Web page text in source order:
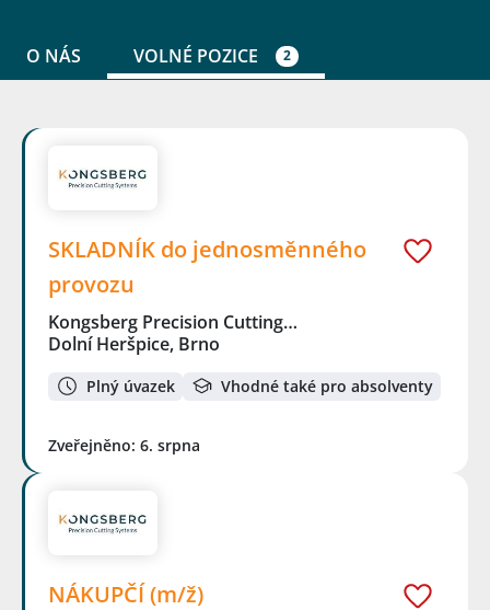
O NÁS VOLNÉ POZICE 2
SKLADNÍK do jednosměnného
provozu
Kongsberg Precision Cutting…
Dolní Heršpice, Brno
Plný úvazek Vhodné také pro absolventy
Zveřejněno: 6. srpna
NÁKUPČÍ (m/ž)